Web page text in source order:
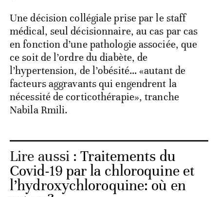
Une décision collégiale prise par le staff
médical, seul décisionnaire, au cas par cas
en fonction d’une pathologie associée, que
ce soit de l’ordre du diabète, de
l’hypertension, de l’obésité… «autant de
facteurs aggravants qui engendrent la
nécessité de corticothérapie», tranche
Nabila Rmili.
Lire aussi :Traitements du
Covid-19 par la chloroquine et
l’hydroxychloroquine: où en